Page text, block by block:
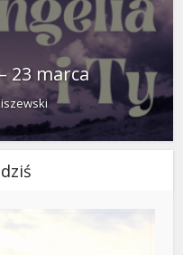
23 marca